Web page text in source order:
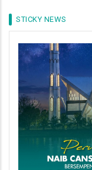
STICKY NEWS